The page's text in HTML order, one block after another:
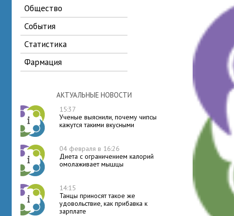
общество
события
статистика
фармация
АКТУАЛЬНЫЕ НОВОСТИ
15:37
Ученые выяснили, почему чипсы
кажутся такими вкусными
04 февраля в 16:26
Диета с ограничением калорий
омолаживает мышцы
14:15
Танцы приносят такое же
удовольствие, как прибавка к
зарплате